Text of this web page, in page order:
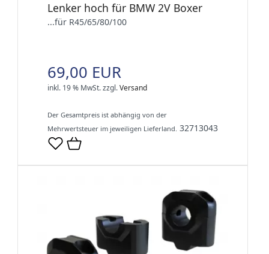
Lenker hoch für BMW 2V Boxer
...für R45/65/80/100
69,00 EUR
inkl. 19 % MwSt.zzgl.Versand
Der Gesamtpreis ist abhängig von der
Mehrwertsteuer im jeweiligen Lieferland. 32713043